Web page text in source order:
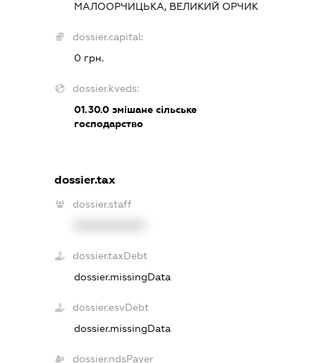
МАЛООРЧИЦЬКА, ВЕЛИКИЙ ОРЧИК
dossier.capital:
0 грн.
dossier.kveds:
01.30.0 змішане сільське
господарство
dossier.tax
dossier.staff
dossier.taxDebt
dossier.missingData
dossier.esvDebt
dossier.missingData
dossier.ndsPayer